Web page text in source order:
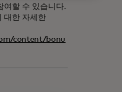
여할 수 있습니다.
대한 자세한
content/bonu